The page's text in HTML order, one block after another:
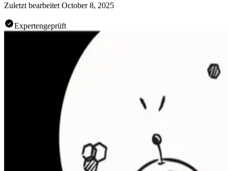
Zuletzt bearbeitet October 8, 2025
Expertengeprüft